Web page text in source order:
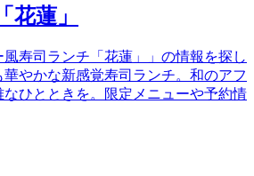
花蓮」
風寿司ランチ「花蓮」」の情報を探し
やかな新感覚寿司ランチ。和のアフ
ひとときを。限定メニューや予約情